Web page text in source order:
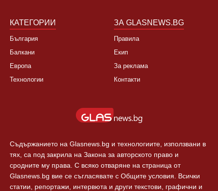
КАТЕГОРИИ
България
Балкани
Европа
Технологии
ЗА GLASNEWS.BG
Правила
Екип
За реклама
Контакти
Съдържанието на Glasnews.bg и технологиите, използвани в
тях, са под закрила на Закона за авторското право и
сродните му права. С всяко отваряне на страница от
Glasnews.bg вие се съгласявате с Общите условия. Всички
статии, репортажи, интервюта и други текстови, графични и